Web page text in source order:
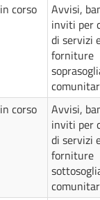
in corso
Avvisi,
inviti per
di servizi
forniture
in corso
Avvisi,
inviti per
di servizi
forniture